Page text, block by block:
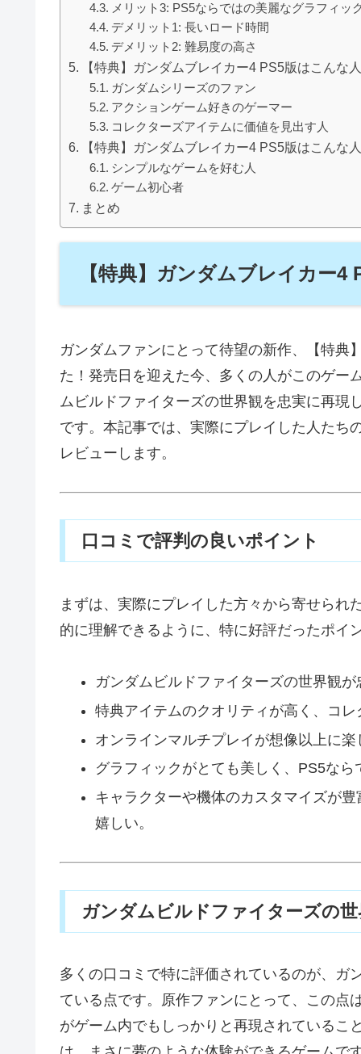
メリット3: PS5ならではの美麗なグラフィッ
デメリット1: 長いロード時間
デメリット2: 難易度の高さ
【特典】ガンダムブレイカー4 PS5版はこんな
ガンダムシリーズのファン
アクションゲーム好きのゲーマー
コレクターズアイテムに価値を見出す人
【特典】ガンダムブレイカー4 PS5版はこんな
シンプルなゲームを好む人
ゲーム初心者
まとめ
【特典】ガンダムブレイカー4
ガンダムファンにとって待望の新作、【特典
た！発売日を迎えた今、多くの人がこのゲー
ムビルドファイターズの世界観を忠実に再現
です。本記事では、実際にプレイした人たち
レビューします。
口コミで評判の良いポイント
まずは、実際にプレイした方々から寄せら
的に理解できるように、特に好評だったポイ
ガンダムビルドファイターズの世界観
特典アイテムのクオリティが高く、コ
オンラインマルチプレイが想像以上に
グラフィックがとても美しく、PS5な
キャラクターや機体のカスタマイズが
嬉しい。
ガンダムビルドファイターズの
多くの口コミで特に評価されているのが、ガ
ている点です。原作ファンにとって、この点
がゲーム内でもしっかりと再現されているこ